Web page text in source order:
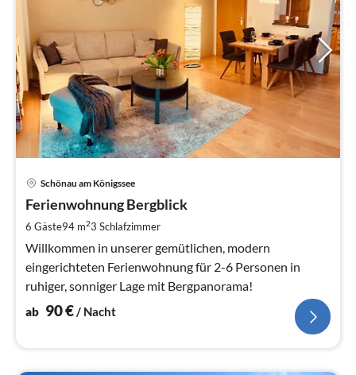
Schönau am Königssee
Ferienwohnung Bergblick
6 Gäste94 m23 Schlafzimmer
Willkommen in unserer gemütlichen, modern
eingerichteten Ferienwohnung für 2-6 Personen in
ruhiger, sonniger Lage mit Bergpanorama!
ab 90€/ Nacht